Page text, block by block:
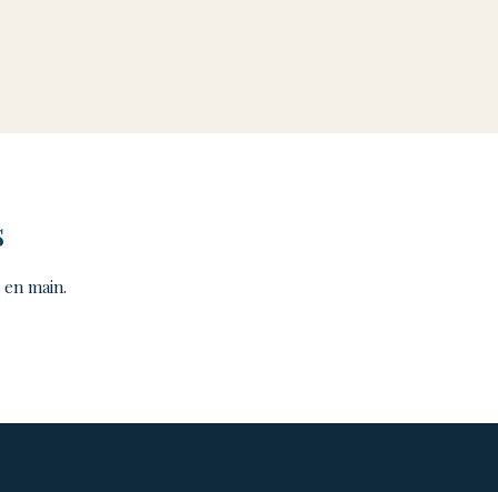
main.